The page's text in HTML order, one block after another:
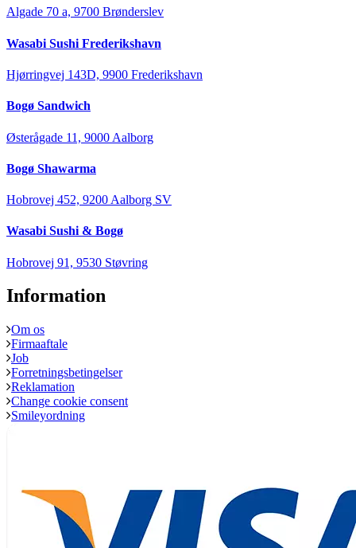
Algade 70 a, 9700 Brønderslev
Wasabi Sushi Frederikshavn
Hjørringvej 143D, 9900 Frederikshavn
Bogø Sandwich
Østerågade 11, 9000 Aalborg
Bogø Shawarma
Hobrovej 452, 9200 Aalborg SV
Wasabi Sushi & Bogø
Hobrovej 91, 9530 Støvring
Information
Om os
Firmaaftale
Job
Forretningsbetingelser
Reklamation
Change cookie consent
Smileyordning